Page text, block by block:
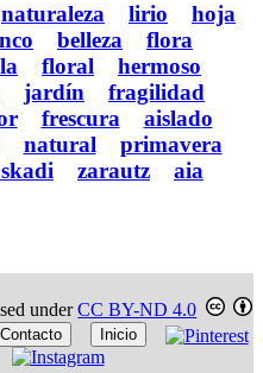
naturaleza lirio
hoja
belleza
flora
floral
hermoso
jardín
fragilidad
frescura
aislado
natural
primavera
zarautz aia
underCC BY-ND 4.0
Contacto Inicio